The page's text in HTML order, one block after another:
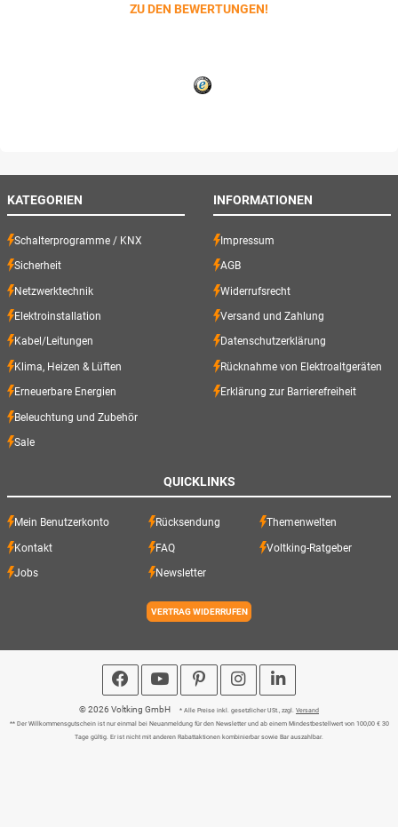
ZU DEN BEWERTUNGEN!
KATEGORIEN
Schalterprogramme / KNX
Sicherheit
Netzwerktechnik
Elektroinstallation
Kabel/Leitungen
Klima, Heizen & Lüften
Erneuerbare Energien
Beleuchtung und Zubehör
Sale
INFORMATIONEN
Impressum
AGB
Widerrufsrecht
Versand und Zahlung
Datenschutzerklärung
Rücknahme von Elektroaltgeräten
Erklärung zur Barrierefreiheit
QUICKLINKS
Mein Benutzerkonto Rücksendung Themenwelten
Kontakt FAQ Voltking-Ratgeber
Jobs Newsletter
VERTRAG WIDERRUFEN
© 2026 Voltking GmbH * Alle Preise inkl. gesetzlicher USt., zzgl. Versand
** Der Willkommensgutschein ist nur einmal bei Neuanmeldung für den Newsletter und ab einem Mindestbestellwert von 100,00 € 30
Tage gültig. Er ist nicht mit anderen Rabattaktionen kombinierbar sowie Bar auszahlbar.